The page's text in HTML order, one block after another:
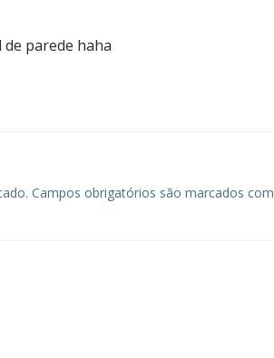
de parede haha
Campos obrigatórios são marcados com